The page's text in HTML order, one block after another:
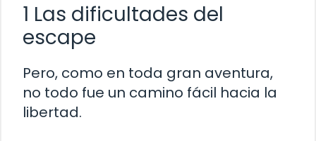
1 Las dificultades del
escape
Pero, como en toda gran aventura,
no todo fue un camino fácil hacia la
libertad.